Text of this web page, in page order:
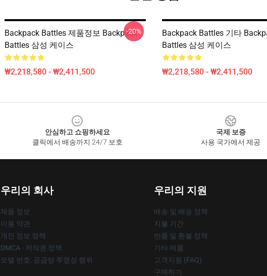
Backpack Battles 제품정보 Backpack
Battles 삼성 케이스
₩2,218,580 - ₩2,411,500
-20%
Backpack Battles 기타
Battles 삼성 케이스
₩2,218,580 - ₩2,411,500
안심하고 쇼핑하세요
클릭에서 배송까지 24/7 보호
국제 보증
사용 국가에서 제공
우리의 회사
제품 정보
이용 약관
개인 정보 정책
DMCA - 저작권 정책
모델 번호: 공급망 투명성 행위
우리의 지원
배송 및 배송 정책
지불 기간
반품 및 환불 정책
기타 제품
고객지원 (FAQ)
구매하기